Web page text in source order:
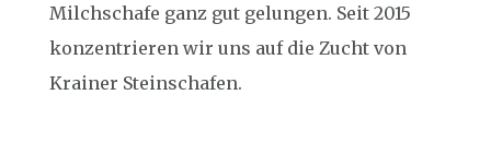
Milchschafe ganz gut gelungen. Seit 2015
konzentrieren wir uns auf die Zucht von
Krainer Steinschafen.